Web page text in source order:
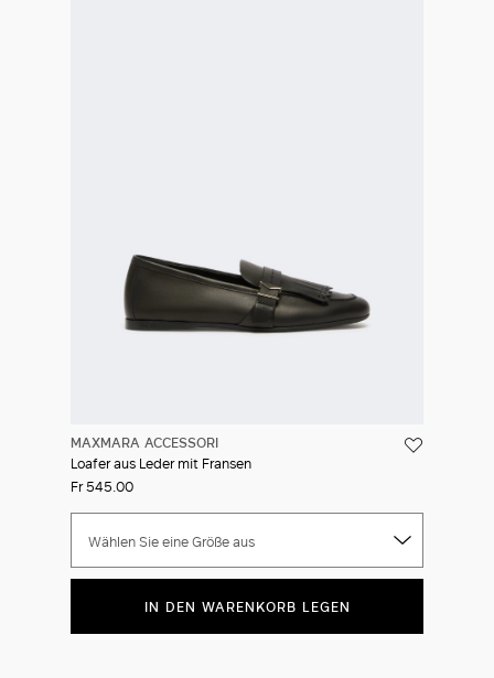
MAXMARA ACCESSORI
Loafer aus Leder mit Fransen
Fr 545.00
Wählen Sie eine Größe aus
IN DEN WARENKORB LEGEN